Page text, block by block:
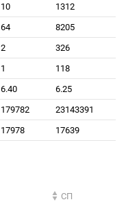
10
1312
64
8205
2
326
1
118
6.40
6.25
179782
23143391
17978 17639
СП